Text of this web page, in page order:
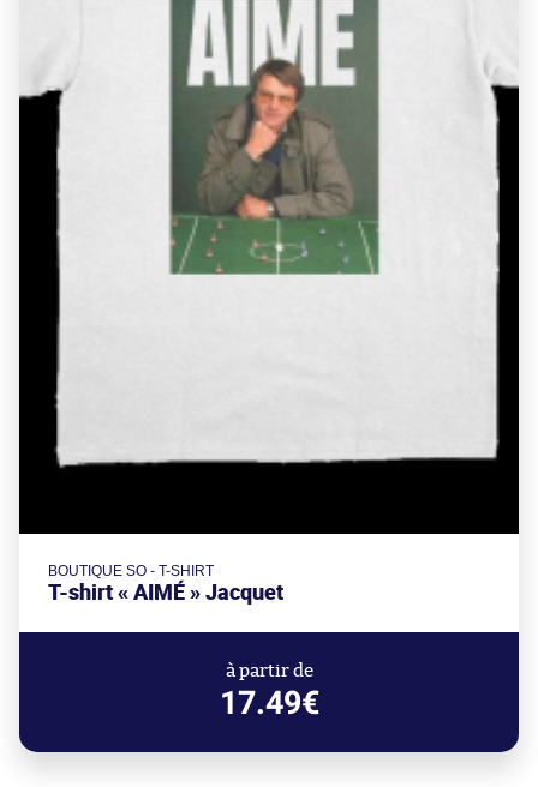
BOUTIQUE SO - T-SHIRT
T-shirt « AIMÉ » Jacquet
à partir de
17.49€